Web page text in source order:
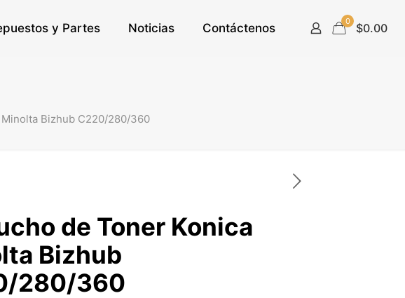
y Partes Noticias Contáctenos 0 $0.00
Bizhub C220/280/360
de Toner Konica
Bizhub
280/360